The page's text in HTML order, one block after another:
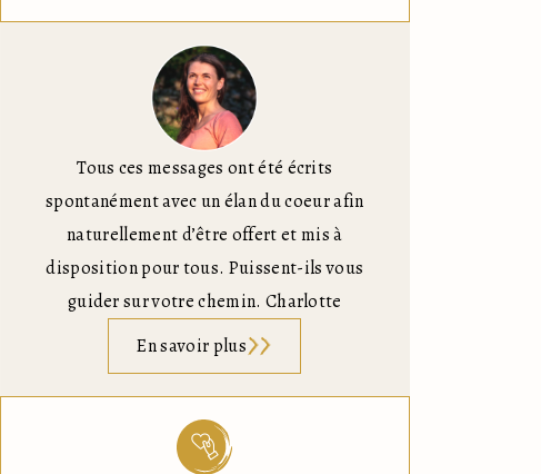
Tous ces messages ont été écrits
spontanément avec un élan du coeur afin
naturellement d’être offert et mis à
disposition pour tous. Puissent-ils vous
guider sur votre chemin. Charlotte
En savoir plus